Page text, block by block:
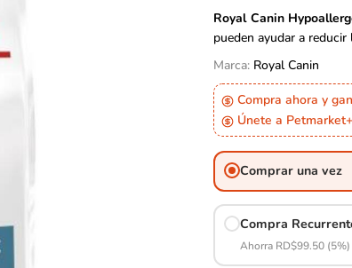
Royal Canin
pueden ayudar a
Marca: Royal Canin
Compra ahora y
Únete a
Comprar una vez
Compra
Ahorra RD$99.50